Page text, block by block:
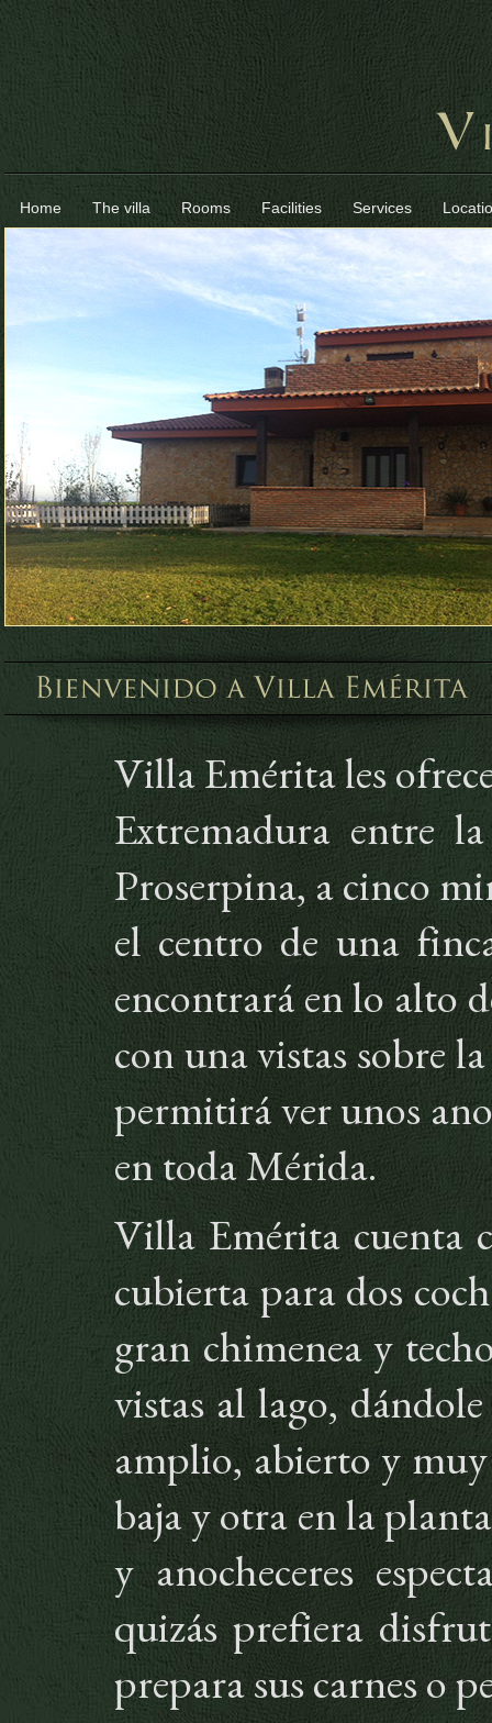
Home The villa Rooms Facilities Services
Villa Emérita les
Extremadura entre
Proserpina, a cinco
el centro de una
encontrará en lo alto
con una vistas sobre
permitirá ver unos
en toda Mérida.
Villa Emérita cuenta
cubierta para dos
gran chimenea y
vistas al lago,
amplio, abierto y
baja y otra en la
y anocheceres
quizás prefiera
prepara sus carnes o